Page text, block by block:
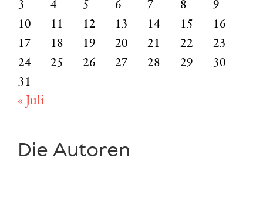
3 4 5 6 7 8
9
10
11 12 13 14 15
16
17
18 19 20 21 22
23
24
25 26 27 28 29
30
31
« Juli
Die Autoren